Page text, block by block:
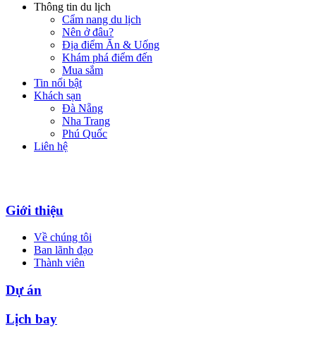
Thông tin du lịch
Cẩm nang du lịch
Nên ở đâu?
Địa điểm Ăn & Uống
Khám phá điểm đến
Mua sắm
Tin nổi bật
Khách sạn
Đà Nẵng
Nha Trang
Phú Quốc
Liên hệ
Giới thiệu
Về chúng tôi
Ban lãnh đạo
Thành viên
Dự án
Lịch bay